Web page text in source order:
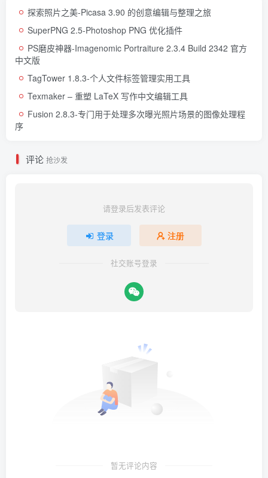
探索照片之美-Picasa 3.90 的创意编辑与整理之旅
SuperPNG 2.5-Photoshop PNG 优化插件
PS磨皮神器-Imagenomic Portraiture 2.3.4 Build 2342 官方
中文版
TagTower 1.8.3-个人文件标签管理实用工具
Texmaker – 重塑 LaTeX 写作中文编辑工具
Fusion 2.8.3-专门用于处理多次曝光照片场景的图像处理程
序
评论 抢沙发
请登录后发表评论
登录 注册
社交账号登录
暂无评论内容